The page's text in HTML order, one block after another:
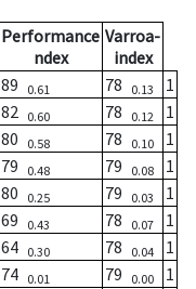
Performance
ndex
Varroa-
index
89 0.61 78 0.13
1
82 0.60 78 0.12
1
80 0.58 78 0.10
1
79 0.48 79 0.08
1
80 0.25 79 0.03
1
69 0.43 78 0.07
1
64 0.30 78 0.04
1
74 0.01 79 0.00
1